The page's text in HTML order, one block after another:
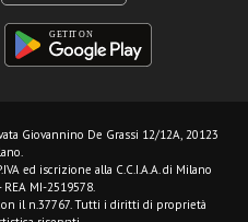
Giovannino De Grassi 12/12A, 20123
ed iscrizione alla C.C.I.A.A. di Milano
REA MI-2519578.
il n.37767. Tutti i diritti di proprietà